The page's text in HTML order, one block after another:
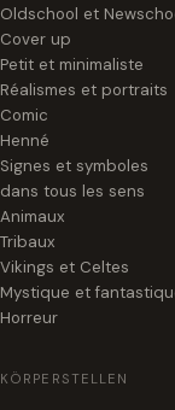
Oldschool et
Cover up
Petit et minimaliste
Réalismes et portraits
Comic
Henné
Signes et symboles
dans tous les sens
Animaux
Tribaux
Vikings et Celtes
Mystique et
Horreur
KÖRPERSTELLEN